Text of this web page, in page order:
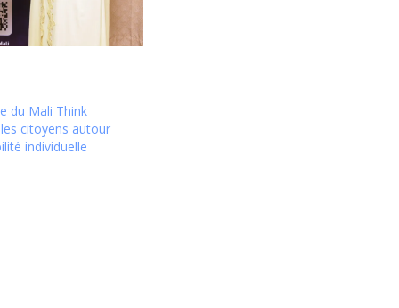
du Mali Think
citoyens autour
individuelle